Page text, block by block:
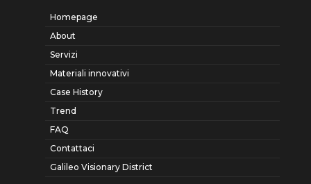
Homepage
About
Servizi
Materiali innovativi
Case History
Trend
FAQ
Contattaci
Galileo Visionary District